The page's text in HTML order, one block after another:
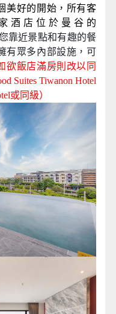
美好的開始，所有客
酒店位於曼谷的
靠近景點和有趣的餐
有眾多內部設施，可
欲飯店滿房則改以同
Suites Tiwanon Hotel
或同級）